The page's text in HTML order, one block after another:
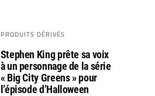
PRODUITS DÉRIVÉS
Stephen King prête sa voix
à un personnage de la série
« Big City Greens » pour
l’épisode d’Halloween